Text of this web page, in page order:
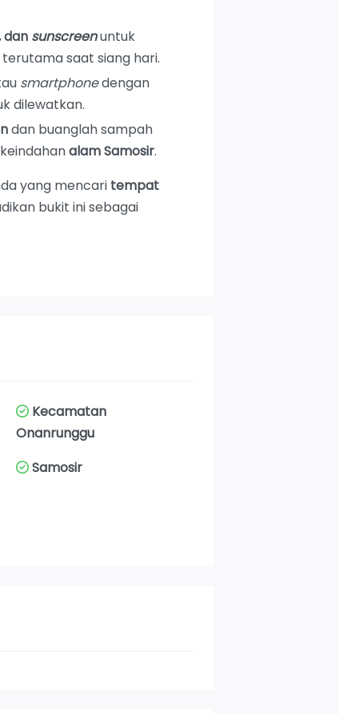
dan sunscreenuntuk
saat siang hari.
smartphonedengan
dilewatkan.
dan buanglah sampah
alam Samosir.
yang mencari tempat
bukit ini sebagai
Kecamatan
Onanrunggu
Samosir